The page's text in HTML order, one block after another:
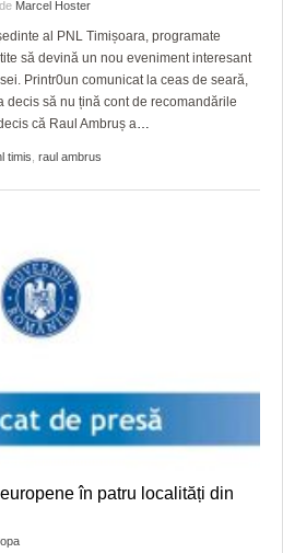
DIN TIMIŞ
de Marcel Hoster
al PNL Timișoara, programate
să devină un nou eveniment interesant
Printr0un comunicat la ceas de seară,
decis să nu țină cont de recomandările
că Raul Ambruș a…
timis raul ambrus
în patru localități din